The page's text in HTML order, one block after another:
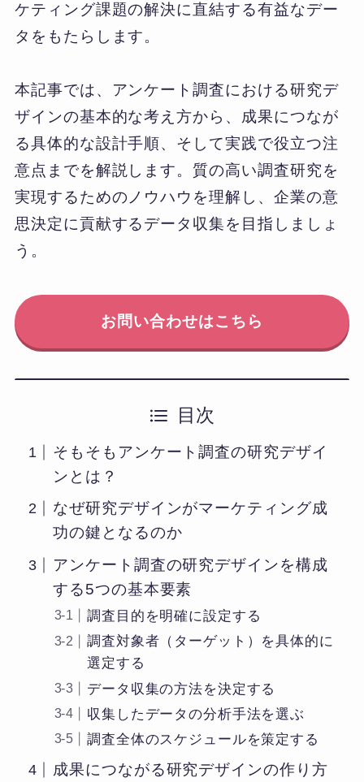
ケティング課題の解決に直結する有益なデー
タをもたらします。
本記事では、アンケート調査における研究デ
ザインの基本的な考え方から、成果につなが
る具体的な設計手順、そして実践で役立つ注
意点までを解説します。質の高い調査研究を
実現するためのノウハウを理解し、企業の意
思決定に貢献するデータ収集を目指しましょ
う。
お問い合わせはこちら
目次
そもそもアンケート調査の研究デザイ
ンとは？
なぜ研究デザインがマーケティング成
功の鍵となるのか
アンケート調査の研究デザインを構成
する5つの基本要素
調査目的を明確に設定する
調査対象者（ターゲット）を具体的に
選定する
データ収集の方法を決定する
収集したデータの分析手法を選ぶ
調査全体のスケジュールを策定する
成果につながる研究デザインの作り方